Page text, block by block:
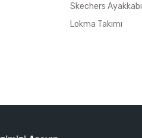
Skechers Ayakkabı
Lokma Takımı